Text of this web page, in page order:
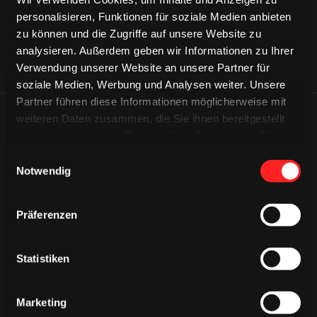
personalisieren, Funktionen für soziale Medien anbieten
zu können und die Zugriffe auf unsere Website zu
analysieren. Außerdem geben wir Informationen zu Ihrer
Verwendung unserer Website an unsere Partner für
soziale Medien, Werbung und Analysen weiter. Unsere
Partner führen diese Informationen möglicherweise mit
weiteren Daten zusammen, die Sie ihnen bereitgestellt
Notwendig
Präferenzen
Statistiken
Marketing
ÄHNLICHE NEWS